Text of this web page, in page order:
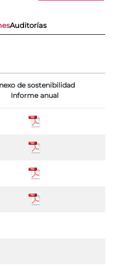
Auditorías
de sostenibilidad
Informe anual